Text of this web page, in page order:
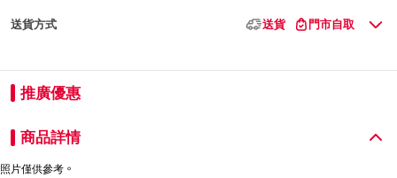
送貨方式 送貨 門市自取
推廣優惠
商品詳情
照片僅供參考。